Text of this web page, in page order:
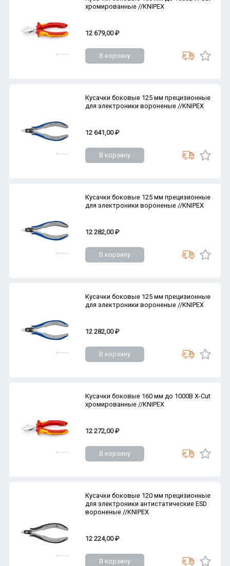
хромированные //KNIPEX
12 679,00 ₽
В корзину
Кусачки боковые 125 мм прецизионные
для электроники вороненые //KNIPEX
12 641,00 ₽
В корзину
Кусачки боковые 125 мм прецизионные
для электроники вороненые //KNIPEX
12 282,00 ₽
В корзину
Кусачки боковые 125 мм прецизионные
для электроники вороненые //KNIPEX
12 282,00 ₽
В корзину
Кусачки боковые 160 мм до 1000В X-Cut
хромированные //KNIPEX
12 272,00 ₽
В корзину
Кусачки боковые 120 мм прецизионные
для электроники антистатические ESD
вороненые //KNIPEX
12 224,00 ₽
В корзину